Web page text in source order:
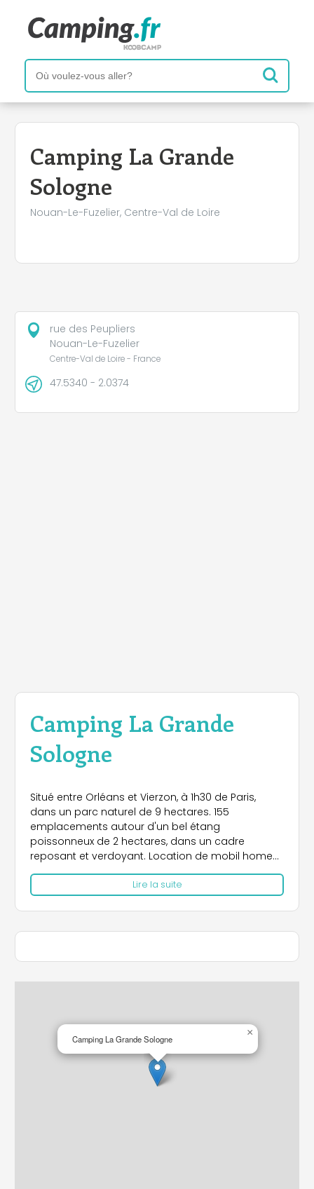
Camping La Grande
Sologne
Nouan-Le-Fuzelier, Centre-Val de Loire
Camping La Grande
Sologne
Situé entre Orléans et Vierzon, à 1h30 de Paris,
dans un parc naturel de 9 hectares. 155
emplacements autour d'un bel étang
poissonneux de 2 hectares, dans un cadre
reposant et verdoyant. Location de mobil homes
et de tentes équipées. Paradis pour les amoureux
de la nature. Non loin des célèbres châteaux de la
Loire (Chambord, Cheverny, Blois, Beauregard, La
Ferté St Aubin) et de villes au riche patrimoine
(Orléans, Blois, Bourges). Halte pratique pour les
Lire la suite
Camping La Grande Sologne
×
+
−
rue des Peupliers
Nouan-Le-Fuzelier
Centre-Val de Loire - France
47.5340 - 2.0374